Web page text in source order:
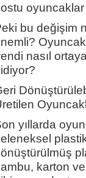
oyuncaklar
bu değişim
nasıl
yıllarda
karton